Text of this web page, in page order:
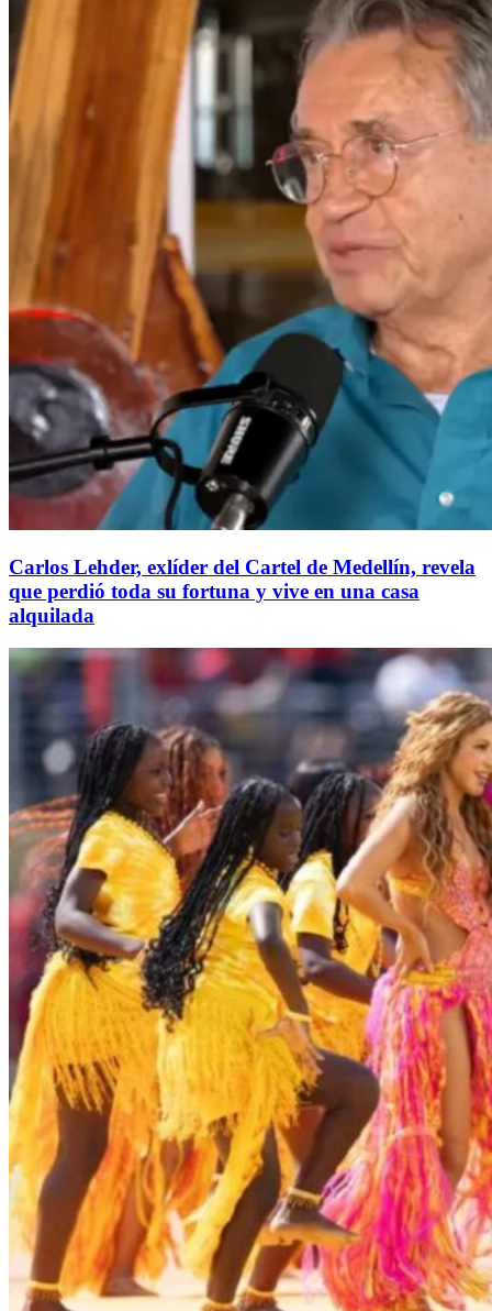
Carlos Lehder, exlíder del Cartel de Medellín, revela
que perdió toda su fortuna y vive en una casa
alquilada